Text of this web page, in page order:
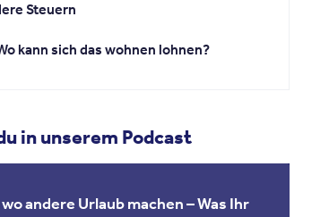
Steuern
kann sich das wohnen lohnen?
in unserem Podcast
andere Urlaub machen – Was Ihr